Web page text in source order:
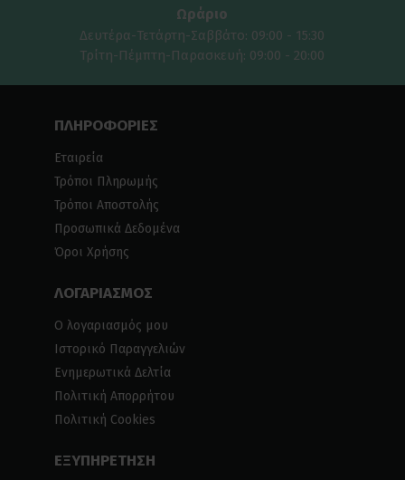
Ωράριο
Δευτέρα-Τετάρτη-Σαββάτο: 09:00 - 15:30
Τρίτη-Πέμπτη-Παρασκευή: 09:00 - 20:00
ΠΛΗΡΟΦΟΡΙΕΣ
Εταιρεία
Τρόποι Πληρωμής
Τρόποι Αποστολής
Προσωπικά Δεδομένα
Όροι Χρήσης
ΛΟΓΑΡΙΑΣΜΟΣ
Ο λογαριασμός μου
Ιστορικό Παραγγελιών
Ενημερωτικά Δελτία
Πολιτική Απορρήτου
Πολιτική Cookies
ΕΞΥΠΗΡΕΤΗΣΗ